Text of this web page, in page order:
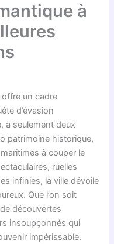
à
offre un cadre
d’évasion
à seulement deux
patrimoine historique,
à couper le
ruelles
infinies, la ville dévoile
Que l’on soit
découvertes
insoupçonnés qui
impérissable.